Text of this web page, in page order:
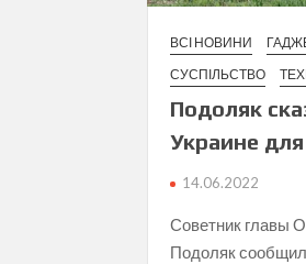
ВСІ НОВИНИ
СУСПІЛЬСТВО
Подоляк
Украине
14.06.2022
Советник главы
Подоляк